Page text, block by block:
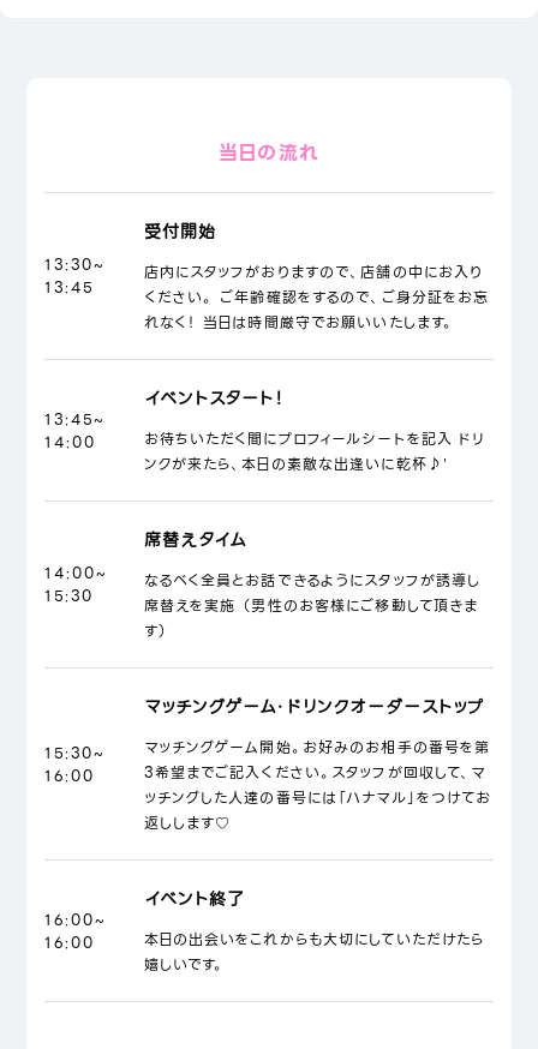
当日の流れ
13:30~
13:45
受付開始
店内にスタッフがおりますので、店舗の中にお入り
ください。 ご年齢確認をするので、ご身分証をお忘
れなく！ 当日は時間厳守でお願いいたします。
13:45~
14:00
イベントスタート！
お待ちいただく間にプロフィールシートを記入 ドリ
ンクが来たら、本日の素敵な出逢いに乾杯♪'
14:00~
15:30
席替えタイム
なるべく全員とお話できるようにスタッフが誘導し
席替えを実施 （男性のお客様にご移動して頂きま
す）
15:30~
16:00
マッチングゲーム・ドリンクオーダーストップ
マッチングゲーム開始。お好みのお相手の番号を第
3希望までご記入ください。スタッフが回収して、マ
ッチングした人達の番号には「ハナマル」をつけてお
返しします♡
16:00~
16:00
イベント終了
本日の出会いをこれからも大切にしていただけたら
嬉しいです。